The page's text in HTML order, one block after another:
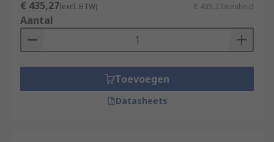
€ 435,27(excl. BTW) € 435,27/eenheid
Aantal
Toevoegen
Datasheets